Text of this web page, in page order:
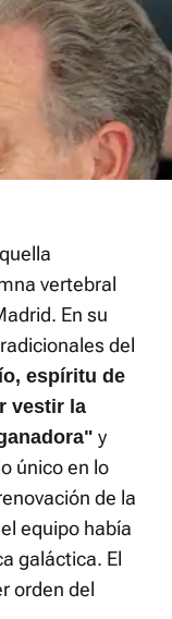
vertebral
En su
del
espíritu de
vestir la
y
único en lo
de la
equipo había
galáctica. El
orden del